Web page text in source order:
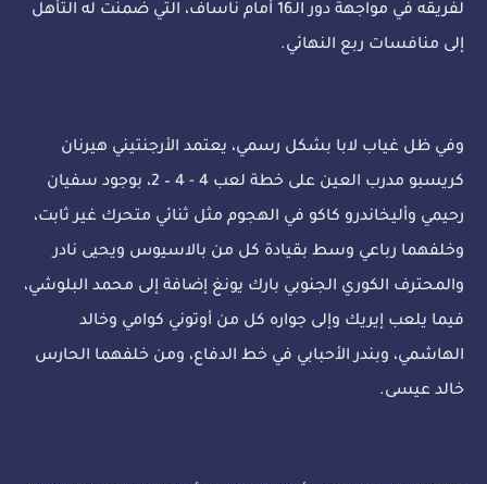
لفريقه في مواجهة دور الـ16 أمام ناساف، التي ضمنت له التأهل
إلى منافسات ربع النهائي.
وفي ظل غياب لابا بشكل رسمي، يعتمد الأرجنتيني هيرنان
كريسبو مدرب العين على خطة لعب 4 - 4 – 2، بوجود سفيان
رحيمي وأليخاندرو كاكو في الهجوم مثل ثنائي متحرك غير ثابت،
وخلفهما رباعي وسط بقيادة كل من بالاسيوس ويحيى نادر
والمحترف الكوري الجنوبي بارك يونغ إضافة إلى محمد البلوشي،
فيما يلعب إيريك وإلى جواره كل من أوتوني كوامي وخالد
الهاشمي، وبندر الأحبابي في خط الدفاع، ومن خلفهما الحارس
خالد عيسى.